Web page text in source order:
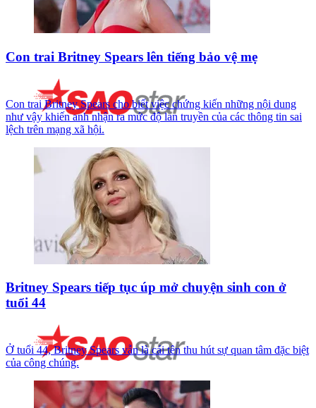
Con trai Britney Spears lên tiếng bảo vệ mẹ
Con trai Britney Spears cho biết việc chứng kiến những nội dung
như vậy khiến anh nhận ra mức độ lan truyền của các thông tin sai
lệch trên mạng xã hội.
Britney Spears tiếp tục úp mở chuyện sinh con ở
tuổi 44
Ở tuổi 44, Britney Spears vẫn là cái tên thu hút sự quan tâm đặc biệt
của công chúng.